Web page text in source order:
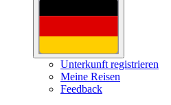
Unterkunft registrieren
Meine Reisen
Feedback